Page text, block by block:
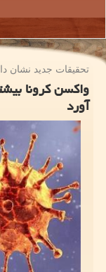
تحقیقات جدید نشان
واكسن كرونا
آورد